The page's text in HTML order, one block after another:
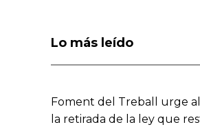
Lo más leído
Foment del Treball urge
la retirada de la ley que